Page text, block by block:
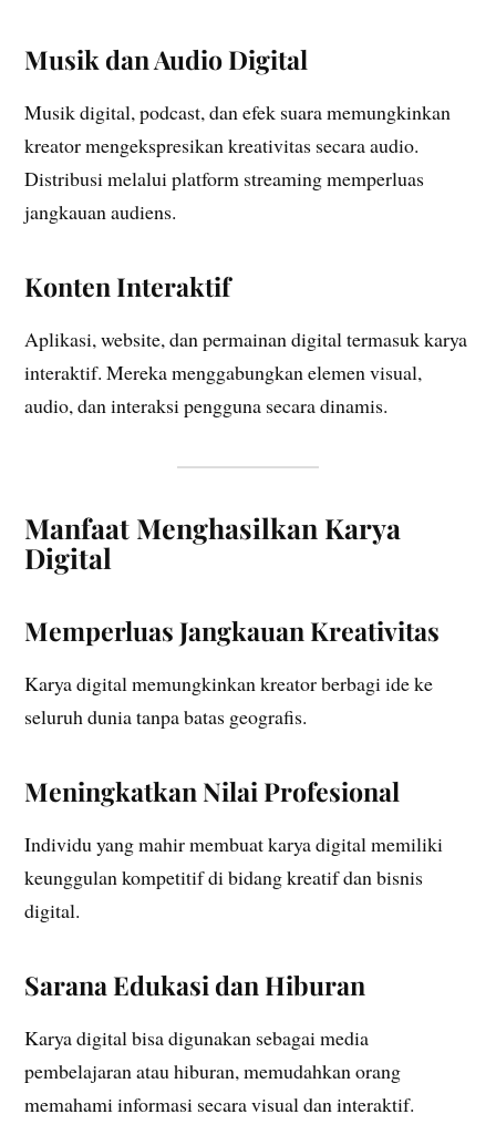
Musik dan Audio Digital
Musik digital, podcast, dan efek suara memungkinkan
kreator mengekspresikan kreativitas secara audio.
Distribusi melalui platform streaming memperluas
jangkauan audiens.
Konten Interaktif
Aplikasi, website, dan permainan digital termasuk karya
interaktif. Mereka menggabungkan elemen visual,
audio, dan interaksi pengguna secara dinamis.
Manfaat Menghasilkan Karya
Digital
Memperluas Jangkauan Kreativitas
Karya digital memungkinkan kreator berbagi ide ke
seluruh dunia tanpa batas geografis.
Meningkatkan Nilai Profesional
Individu yang mahir membuat karya digital memiliki
keunggulan kompetitif di bidang kreatif dan bisnis
digital.
Sarana Edukasi dan Hiburan
Karya digital bisa digunakan sebagai media
pembelajaran atau hiburan, memudahkan orang
memahami informasi secara visual dan interaktif.